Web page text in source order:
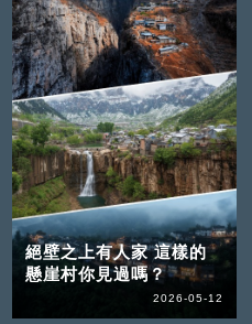
絕壁之上有人家 這樣的
懸崖村你見過嗎？
2026-05-12